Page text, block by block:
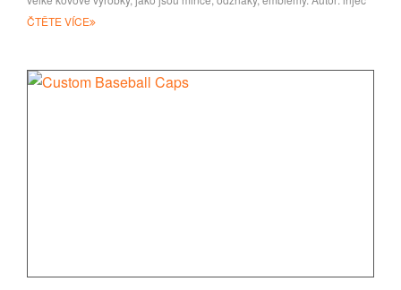
ČTĚTE VÍCE